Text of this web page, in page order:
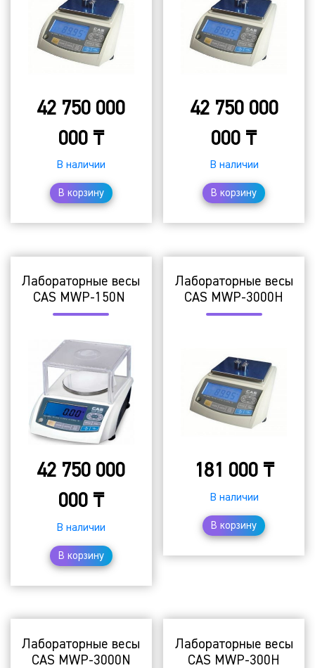
42 750 000
000 ₸
В наличии
В корзину
42 750 000
000 ₸
В наличии
В корзину
Лабораторные весы
CAS MWP-150N
42 750 000
000 ₸
В наличии
В корзину
Лабораторные весы
CAS MWP-3000H
181 000 ₸
В наличии
В корзину
Лабораторные весы
CAS MWP-3000N
Лабораторные весы
CAS MWP-300H